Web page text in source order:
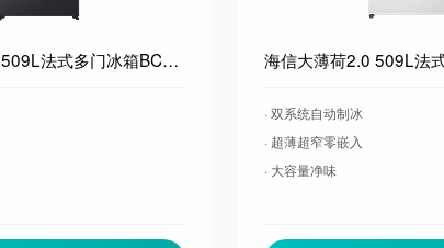
海信大薄荷2.0 509L法式多门冰箱BCD-509E5SFZSD灰双系统自动制冰超薄超窄零嵌入大容量净味
· 双系统自动制冰
· 超薄超窄零嵌入
· 大容量净味